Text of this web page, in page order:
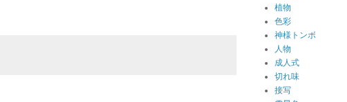
植物
色彩
神様トンボ
人物
成人式
切れ味
接写